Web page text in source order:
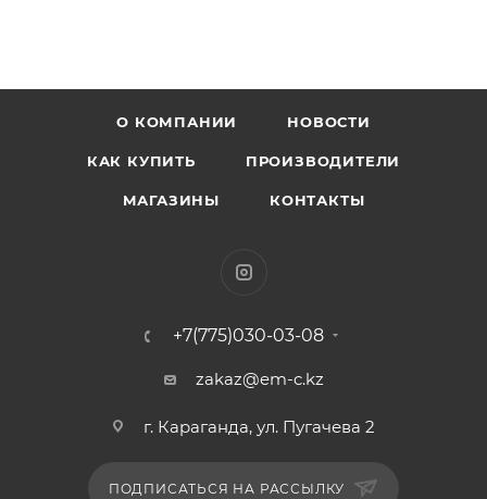
О КОМПАНИИ НОВОСТИ
КАК КУПИТЬ ПРОИЗВОДИТЕЛИ
МАГАЗИНЫ КОНТАКТЫ
+7(775)030-03-08
zakaz@em-c.kz
г. Караганда, ул. Пугачева 2
ПОДПИСАТЬСЯ НА РАССЫЛКУ